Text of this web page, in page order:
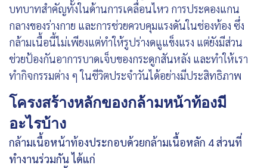
บทบาทสำคัญทั้งในด้านการเคลื่อนไหว การประคองแกน
กลางของร่างกาย และการช่วยควบคุมแรงดันในช่องท้อง ซึ่ง
กล้ามเนื้อนี้ไม่เพียงแต่ทำให้รูปร่างดแูแข็งแรง แต่ยังมีส่วน
ช่วยป้องกันอาการบาดเจ็บของกระดูกสันหลัง และทำให้เรา
ทำกิจกรรมต่าง ๆ ในชีวิตประจำวันได้อย่างมีประสิทธิภาพ
โครงสร้างหลักของกล้ามหน้าท้องมี
อะไรบ้าง
กล้ามเนื้อหน้าท้องประกอบด้วยกล้ามเนื้อหลัก 4 ส่วนที่
ทำงานร่วมกัน ได้แก่